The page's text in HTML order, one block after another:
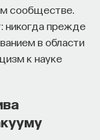
сообществе.
никогда прежде
в области
к науке
еще
что студент
это делает.
помощника,
студенты
не для этого